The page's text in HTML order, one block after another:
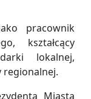
pracownik
kształcący
lokalnej,
regionalnej.
Miasta